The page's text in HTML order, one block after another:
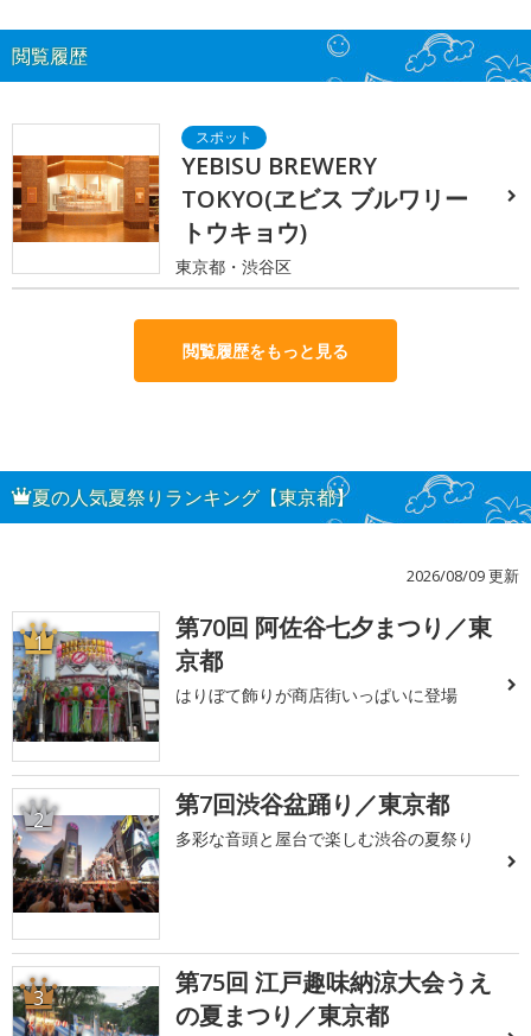
閲覧履歴
YEBISU BREWERY
TOKYO(ヱビス ブルワリー
トウキョウ)
東京都・渋谷区
閲覧履歴をもっと見る
夏の人気夏祭りランキング【東京都】
2026/08/09 更新
1
第70回 阿佐谷七夕まつり／東
京都
はりぼて飾りが商店街いっぱいに登場
2 第7回渋谷盆踊り／東京都
多彩な音頭と屋台で楽しむ渋谷の夏祭り
3
第75回 江戸趣味納涼大会うえ
の夏まつり／東京都